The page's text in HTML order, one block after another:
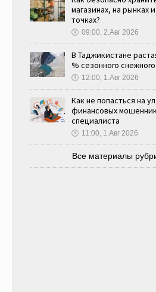
магазинах, на рынках
точках?
🕔 09:00, 2.Авг 2026
В Таджикистане
% сезонного
🕔 12:00, 1.Авг 2026
Как не попасться на
финансовых
специалиста
🕔 11:00, 1.Авг 2026
Все материалы